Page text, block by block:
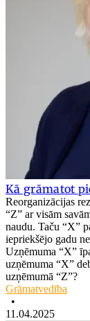
Kā grāmatot
Reorganizācijas
“Z” ar visām
naudu. Taču “X”
iepriekšējo gadu
Uzņēmuma “X”
uzņēmuma “X”
uzņēmumā “Z”?
Grāmatvedība
•
11.04.2025